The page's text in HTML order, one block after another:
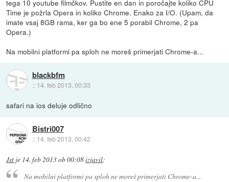
tega 10 youtube filmčkov. Pustite en dan in poročajte koliko CPU
Time je požrla Opera in koliko Chrome. Enako za I/O. (Upam, da
imate vsaj 8GB rama, ker ga bo ene 5 porabil Chrome, 2 pa
Opera.)
Na mobilni platformi pa sploh ne moreš primerjati Chrome-a...
blackbfm
:: 14. feb 2013, 00:33
safari na ios deluje odlično
Bistri007
:: 14. feb 2013, 00:42
Jst je 14. feb 2013 ob 00:08izjavil:
Na mobilni platformi pa sploh ne moreš primerjati Chrome-a...